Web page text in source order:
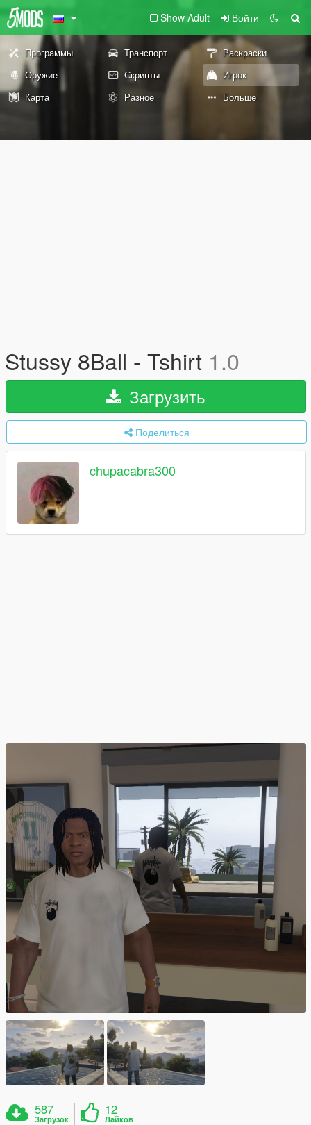
Show Adult Войти
Программы Транспорт
Раскраски
Оружие
Скрипты
Игрок
Карта
Разное Больше
Stussy 8Ball - Tshirt 1.0
Загрузить
Поделиться
chupacabra300
587
Загрузок
12
Лайков